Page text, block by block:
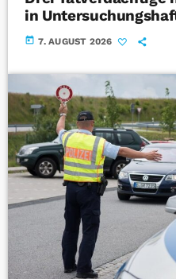
in
today 7. AUGUST 2026